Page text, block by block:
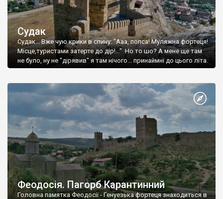
Судак
Судак... Вже чую крики в спину: "Ааа, попса! Муляжна фортеця!
Місце,туристами затерте до дір!..." Но то шо? А мене ще там
не було, ну не "дірявив" я там нічого... принаймні до цього літа.
Феодосія. Пагорб Карантинний
Головна памятка Феодосії - Генуезька фортеця знаходиться в